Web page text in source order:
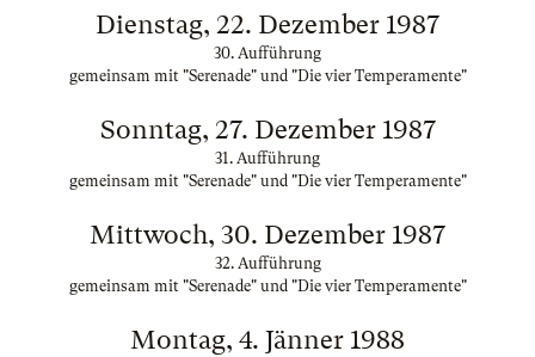
Dienstag, 22. Dezember 1987
30. Aufführung
gemeinsam mit "Serenade" und "Die vier Temperamente"
Sonntag, 27. Dezember 1987
31. Aufführung
gemeinsam mit "Serenade" und "Die vier Temperamente"
Mittwoch, 30. Dezember 1987
32. Aufführung
gemeinsam mit "Serenade" und "Die vier Temperamente"
Montag, 4. Jänner 1988